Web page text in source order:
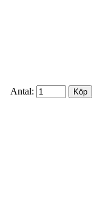
Antal: